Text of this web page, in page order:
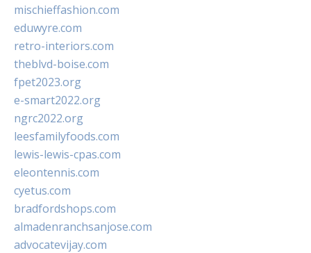
mischieffashion.com
eduwyre.com
retro-interiors.com
theblvd-boise.com
fpet2023.org
e-smart2022.org
ngrc2022.org
leesfamilyfoods.com
lewis-lewis-cpas.com
eleontennis.com
cyetus.com
bradfordshops.com
almadenranchsanjose.com
advocatevijay.com